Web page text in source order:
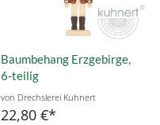
Baumbehang Erzgebirge,
6-teilig
von Drechslerei Kuhnert
22,80 €